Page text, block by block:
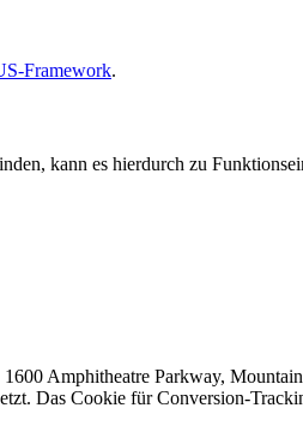
Framework.
kann es hierdurch zu
Amphitheatre Parkway,
Das Cookie für Conversion-